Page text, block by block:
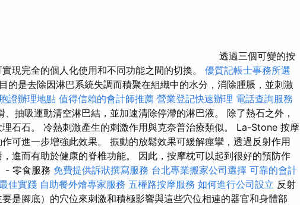
透過三個可變的按
現完全的個人化使用和不同功能之間的切換。 優質記帳士事務所選
的是去除因淋巴系統失調而積聚在組織中的水分，消除腫脹，並刺激
證辦理地點 值得信賴的會計師推薦 營業登記快速辦理 電話查詢服務
抽吸運動清空淋巴結，並加速清除停滯的淋巴液。 除了熱石之外，
石石。 冷熱刺激產生的刺激作用與克奈普治療類似。 La-Stone 按摩
可進一步增強此效果。 振動的放鬆效果可緩解痙攣，透過反射作用
進而有助於健康的脊椎功能。 因此，按摩枕可以起到很好的預防作
- 零食服務 免費提供訴狀撰寫服務 台北專業搬家公司選擇 可靠的會計
佳實踐 自助餐外燴專家服務 五權路按摩服務 如何進行公司設立 反射
是腳底）的穴位來刺激和積極影響與這些穴位相連的器官和身體部